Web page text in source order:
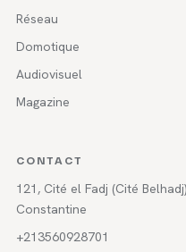
Réseau
Domotique
Audiovisuel
Magazine
CONTACT
121, Cité el Fadj (Cité
Constantine
+213560928701